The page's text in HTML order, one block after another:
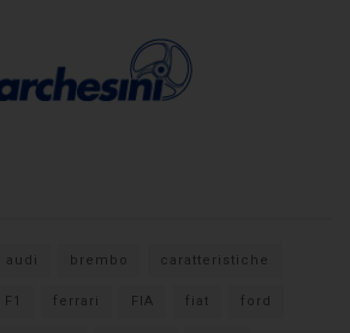
audi brembo caratteristiche
F1 ferrari FIA fiat ford